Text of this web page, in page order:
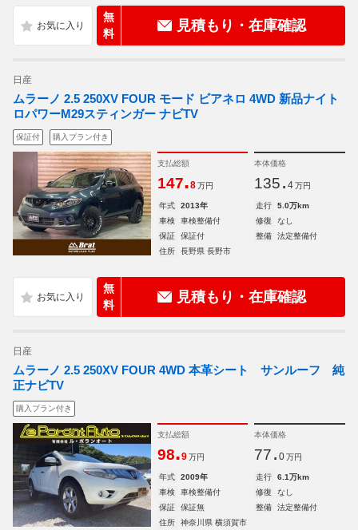
無
料
見積もり・在庫確認
日産
ムラーノ 2.5 250XV FOUR モード ビアネロ 4WD 新品ナイト
ロパワーM29スティンガー ナビTV
保証付 購入プラン付き
支払総額
147.8 万円
本体価格
135. 4 万円
年式 2013年 走行
5.0万km
車検
車検整備付 修復
なし
保証
保証付 整備
法定整備付
住所
長野県 長野市
無
料
見積もり・在庫確認
日産
ムラーノ 2.5 250XV FOUR 4WD 本革シート サンルーフ 純
正ナビTV
購入プラン付き
支払総額
98.9 万円
本体価格
77. 0 万円
年式 2009年 走行
6.1万km
車検
車検整備付 修復
なし
保証
保証無 整備
法定整備付
住所
神奈川県 横須賀市